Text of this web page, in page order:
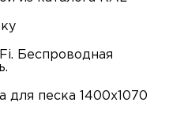
Беcпроводная
для песка 1400х1070